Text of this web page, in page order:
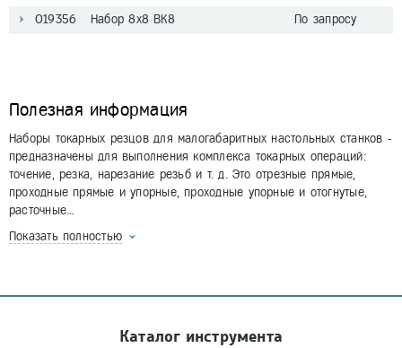
019356 Набор 8х8 ВК8 По запросу
Полезная информация
Наборы токарных резцов для малогабаритных настольных станков -
предназначены для выполнения комплекса токарных операций:
точение, резка, нарезание резьб и т. д. Это отрезные прямые,
проходные прямые и упорные, проходные упорные и отогнутые,
расточные…
Показать полностью
Каталог инструмента